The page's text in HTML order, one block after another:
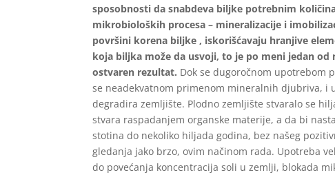
sposobnosti da snabdeva biljke potrebnim
mikrobioloških procesa – mineralizacije i
površini korena biljke , iskorišćavaju hranjive
koja biljka može da usvoji, to je po meni jedan
ostvaren rezultat. Dok se dugoročnom upotrebom
se neadekvatnom primenom mineralnih djubriva, i
degradira zemljište. Plodno zemljište stvaralo se
stvara raspadanjem organske materije, a da bi
stotina do nekoliko hiljada godina, bez našeg
gledanja jako brzo, ovim načinom rada. Upotreba
do povećanja koncentracija soli u zemlji, blokada